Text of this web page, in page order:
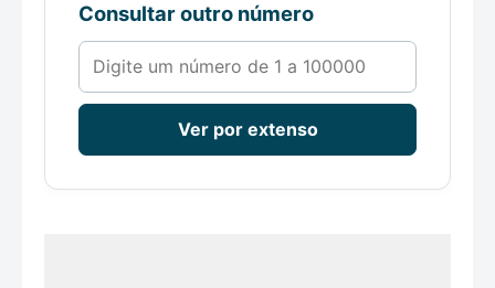
Consultar outro número
Número de 1 a 100000
Ver por extenso